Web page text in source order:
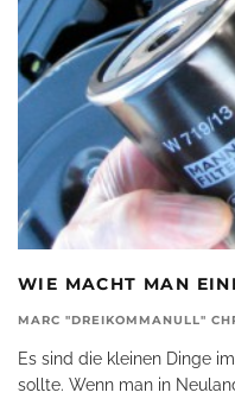
WIE MACHT MAN
MARC "DREIKOMMANULL"
Es sind die kleinen Dinge
sollte. Wenn man in